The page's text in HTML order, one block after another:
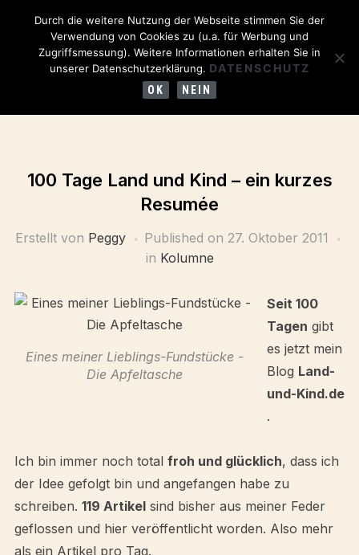
100 Tage Land und Kind – ein kurzes
Resumée
Erstellt von Peggy Published on 27. Oktober 2011
in Kolumne
Eines meiner Lieblings-Fundstücke -
Die Apfeltasche
Seit 100
Tagen gibt
es jetzt mein
Blog Land-
und-Kind.de
.
Ich bin immer noch total froh und glücklich, dass ich
der Idee gefolgt bin und angefangen habe zu
schreiben. 119 Artikelsind bisher aus meiner Feder
geflossen und hier veröffentlicht worden. Also mehr
als ein Artikel pro Tag.
Durch die weitere Nutzung der Webseite stimmen Sie der
Verwendung von Cookies zu (u.a. für Werbung und
Zugriffsmessung). Weitere Informationen erhalten Sie in
unserer Datenschutzerklärung. DATENSCHUTZ
OK NEIN